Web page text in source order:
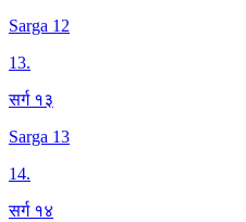
Sarga 12
13.
सर्ग १३
Sarga 13
14.
सर्ग १४